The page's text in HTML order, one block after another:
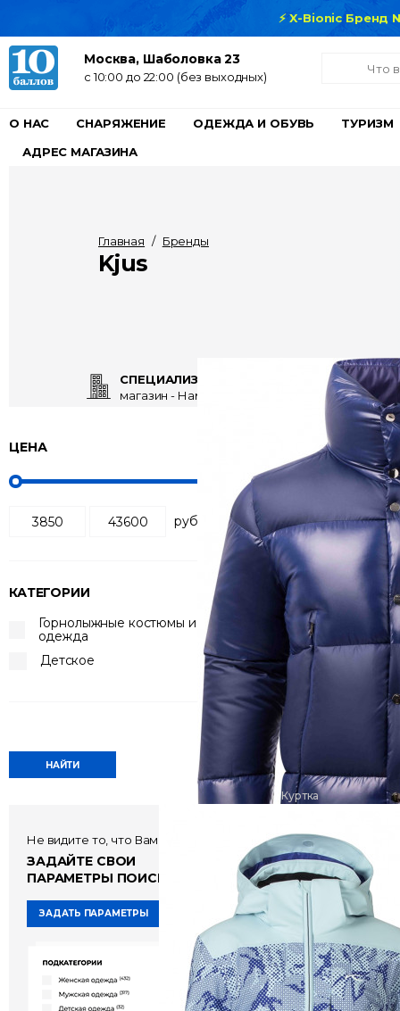
⚡ X-Bionic Бренд
Москва, Шаболовка 23
c 10:00 до 22:00 (без выходных)
О НАС СНАРЯЖЕНИЕ ОДЕЖДА И ОБУВЬ
ТУРИЗМ
АДРЕС МАГАЗИНА
Главная / Бренды
Kjus
СПЕЦИАЛИЗИРОВАННЫЙ
магазин - Нам 15 лет!
ЦЕНА
руб
КАТЕГОРИИ
Горнолыжные костюмы и
одежда
Детское
Не видите то, что Вам нужно?
ЗАДАЙТЕ СВОИ
ПАРАМЕТРЫ ПОИСКА!
ЗАДАТЬ ПАРАМЕТРЫ
Сортировка: по
Куртка
29 160 руб